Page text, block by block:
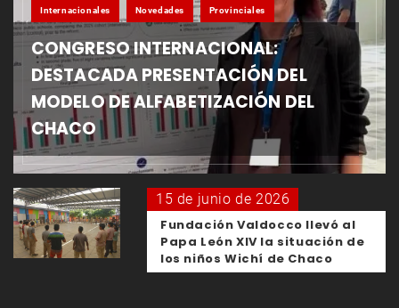
Internacionales Novedades Provinciales
CONGRESO INTERNACIONAL:
DESTACADA PRESENTACIÓN DEL
MODELO DE ALFABETIZACIÓN DEL
CHACO
15 de junio de 2026
Fundación Valdocco llevó al
Papa León XIV la situación de
los niños Wichí de Chaco